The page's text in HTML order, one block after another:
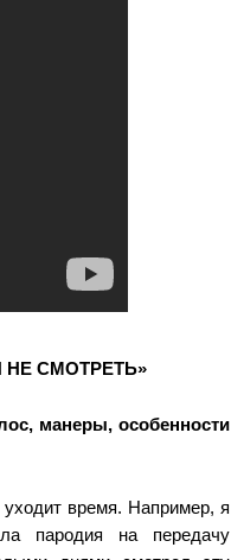
СМОТРЕТЬ»
манеры, особенности
время. Например, я
пародия на передачу